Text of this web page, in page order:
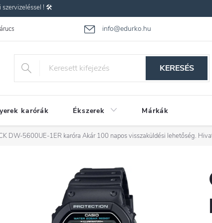
szervizeléssel ! 🛠️
info@edurko.hu
Gyakran ismételt kérdések
KERESÉS
karórák Ékszerek Márkák
DW-5600UE-1ER karóra Akár 100 napos visszaküldési lehetőség.